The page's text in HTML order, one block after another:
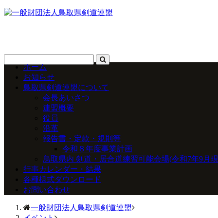
ホーム
お知らせ
鳥取県剣道連盟について
会長あいさつ
連盟概要
役員
沿革
報告書・定款・規則等
令和８年度事業計画
鳥取県内 剣道・居合道練習可能会場(令和7年9月
行事カレンダー・結果
各種様式ダウンロード
お問い合わせ
一般財団法人鳥取県剣道連盟